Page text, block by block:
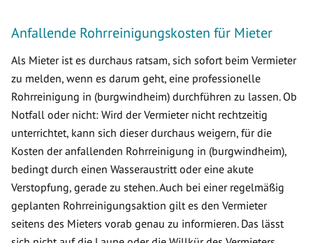
Anfallende Rohrreinigungskosten für Mieter
Als Mieter ist es durchaus ratsam, sich sofort beim Vermieter
zu melden, wenn es darum geht, eine professionelle
Rohrreinigung in (burgwindheim) durchführen zu lassen. Ob
Notfall oder nicht: Wird der Vermieter nicht rechtzeitig
unterrichtet, kann sich dieser durchaus weigern, für die
Kosten der anfallenden Rohrreinigung in (burgwindheim),
bedingt durch einen Wasseraustritt oder eine akute
Verstopfung, gerade zu stehen. Auch bei einer regelmäßig
geplanten Rohrreinigungsaktion gilt es den Vermieter
seitens des Mieters vorab genau zu informieren. Das lässt